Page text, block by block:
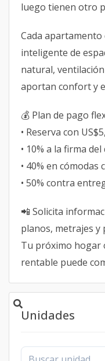
luego tienen otro
Cada
inteligente de
natural,
aportan confort y
💰 Plan de pago
• Reserva con
• 10% a la firma
• 40% en
• 50% contra
📲 Solicita
planos, metrajes y
Tu próximo hogar
rentable puede
Unidades